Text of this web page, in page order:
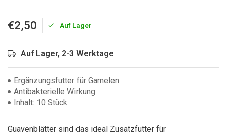
€2,50 Auf Lager
Auf Lager, 2-3 Werktage
Ergänzungsfutter für Garnelen
Antibakterielle Wirkung
Inhalt: 10 Stück
Guavenblätter sind das ideal Zusatzfutter für